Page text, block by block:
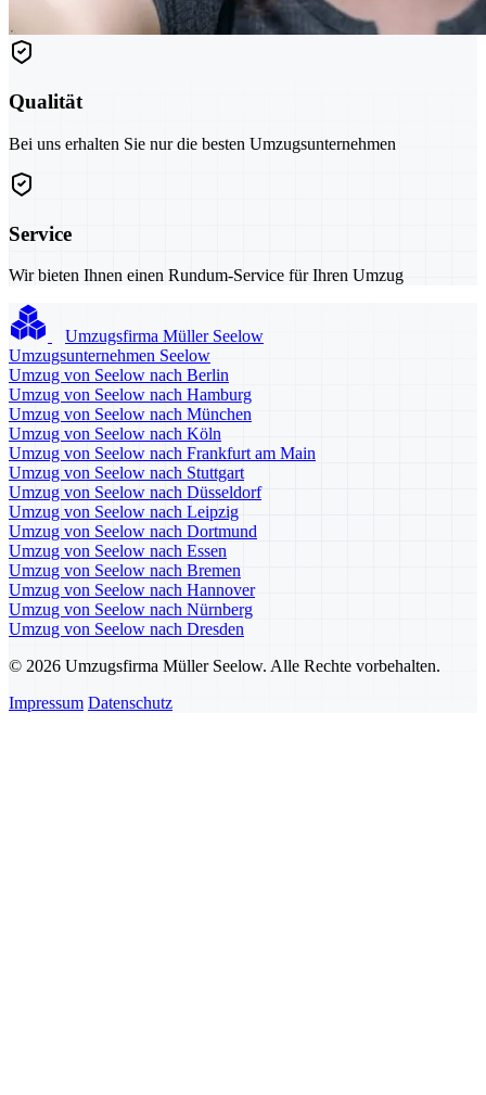
Qualität
Bei uns erhalten Sie nur die besten Umzugsunternehmen
Service
Wir bieten Ihnen einen Rundum-Service für Ihren Umzug
Umzugsfirma Müller Seelow
Umzugsunternehmen Seelow
Umzug von Seelow nach Berlin
Umzug von Seelow nach Hamburg
Umzug von Seelow nach München
Umzug von Seelow nach Köln
Umzug von Seelow nach Frankfurt am Main
Umzug von Seelow nach Stuttgart
Umzug von Seelow nach Düsseldorf
Umzug von Seelow nach Leipzig
Umzug von Seelow nach Dortmund
Umzug von Seelow nach Essen
Umzug von Seelow nach Bremen
Umzug von Seelow nach Hannover
Umzug von Seelow nach Nürnberg
Umzug von Seelow nach Dresden
© 2026 Umzugsfirma Müller Seelow. Alle Rechte vorbehalten.
Impressum Datenschutz